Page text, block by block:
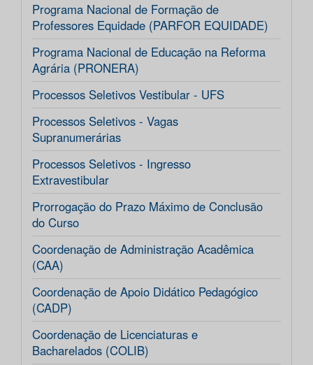
Programa Nacional de Formação de
Professores Equidade (PARFOR EQUIDADE)
Programa Nacional de Educação na Reforma
Agrária (PRONERA)
Processos Seletivos Vestibular - UFS
Processos Seletivos - Vagas
Supranumerárias
Processos Seletivos - Ingresso
Extravestibular
Prorrogação do Prazo Máximo de Conclusão
do Curso
Coordenação de Administração Acadêmica
(CAA)
Coordenação de Apoio Didático Pedagógico
(CADP)
Coordenação de Licenciaturas e
Bacharelados (COLIB)